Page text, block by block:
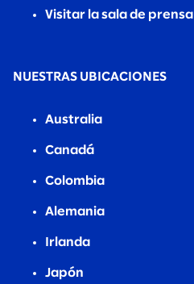
Visitar la sala de prensa
NUESTRAS UBICACIONES
Australia
Canadá
Colombia
Alemania
Irlanda
Japón